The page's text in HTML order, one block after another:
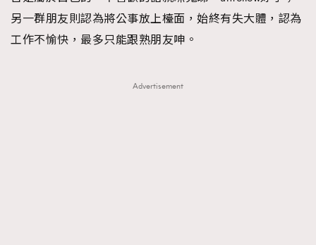
另一群朋友則認為將公事放上檯面，始終有失大體，認為
工作不愉快，最多只能跟熟朋友呻。
Advertisement